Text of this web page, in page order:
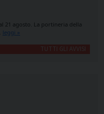
21 agosto. La portineria della
leggi »
TUTTI GLI AVVISI